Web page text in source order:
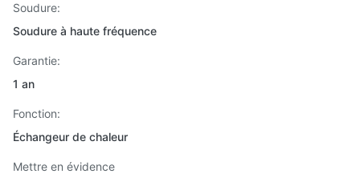
Soudure:
Soudure à haute fréquence
Garantie:
1 an
Fonction:
Échangeur de chaleur
Mettre en évidence